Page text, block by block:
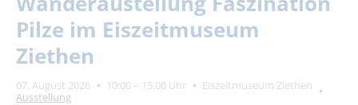
Pilze im Eiszeitmuseum
Ziethen
07. August 2026 10:00 – 15:00 Uhr
Eiszeitmuseum Ziethen
Ausstellung